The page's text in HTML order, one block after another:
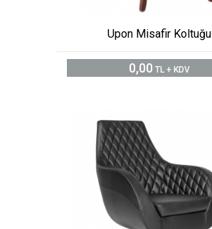
Upon Misafir Koltuğu
0,00 TL + KDV